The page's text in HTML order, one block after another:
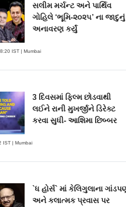
સલીમ મર્ચન્ટ અને પાર્થિવ
ગોહિલે ‘ભૂમિ-૨૦૨૫’ ના જાદુનું
અનાવરણ કર્યું
IST | Mumbai
3 દિવસમાં ફિલ્મ છોડવાથી
લઈને રાની મુખર્જીને ડિરેક્ટ
કરવા સુધી- આશિમા છિબ્બર
IST | Mumbai
`ધ હોર્સ` માં કેલિગુલાના
અને કલાત્મક પ્રવાસ પર